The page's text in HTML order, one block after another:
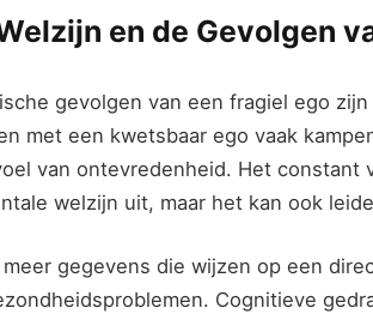
en de Gevolgen
gevolgen van een fragiel ego
met een kwetsbaar ego vaak
van ontevredenheid. Het constant
welzijn uit, maar het kan ook
gegevens die wijzen op een
Cognitieve